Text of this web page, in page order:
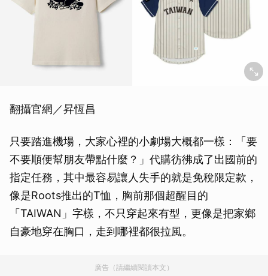
翻攝官網／昇恆昌
只要踏進機場，大家心裡的小劇場大概都一樣：「要
不要順便幫朋友帶點什麼？」代購彷彿成了出國前的
指定任務，其中最容易讓人失手的就是免稅限定款，
像是Roots推出的T恤，胸前那個超醒目的
「TAIWAN」字樣，不只穿起來有型，更像是把家鄉
自豪地穿在胸口，走到哪裡都很拉風。
廣告（請繼續閱讀本文）